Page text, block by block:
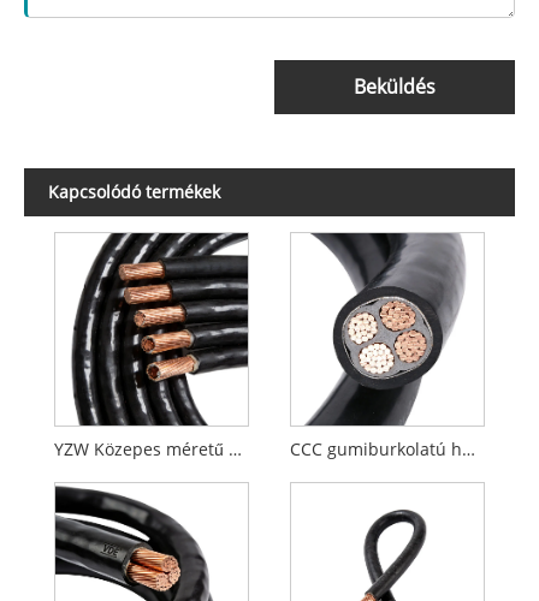
Beküldés
Kapcsolódó termékek
YZW Közepes méretű gumiburkolatú huzal CCC gumiburkolatú huzal